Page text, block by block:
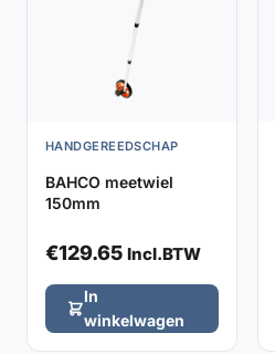
HANDGEREEDSCHAP
BAHCO meetwiel
150mm
€129.65 Incl.BTW
In
winkelwagen